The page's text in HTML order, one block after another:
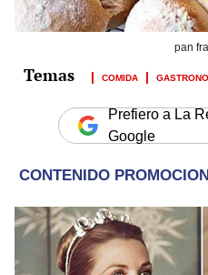
pan
COMIDA
Prefiero a La
Google